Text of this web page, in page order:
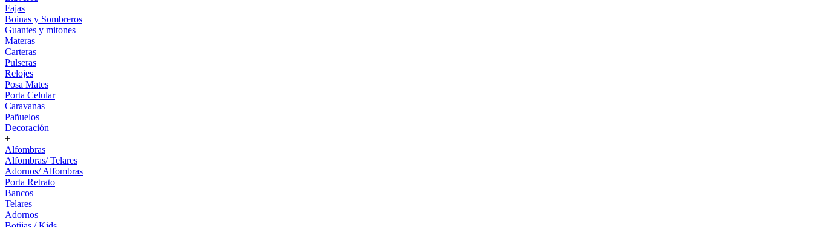
Fajas
Boinas y Sombreros
Guantes y mitones
Materas
Carteras
Pulseras
Relojes
Posa Mates
Porta Celular
Caravanas
Pañuelos
Decoración
+
Alfombras
Alfombras/ Telares
Adornos/ Alfombras
Porta Retrato
Bancos
Telares
Adornos